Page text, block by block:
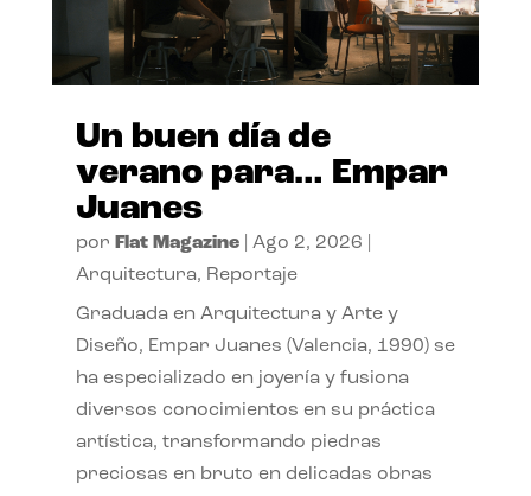
Un buen día de
verano para… Empar
Juanes
por Flat Magazine| Ago 2, 2026
Arquitectura, Reportaje
Graduada en Arquitectura y Arte y
Diseño, Empar Juanes (Valencia, 1990) se
ha especializado en joyería y fusiona
diversos conocimientos en su práctica
artística, transformando piedras
preciosas en bruto en delicadas obras